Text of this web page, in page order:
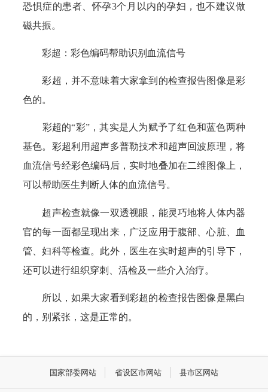
恐惧症的患者、怀孕3个月以内的孕妇，也不建议做
磁共振。
彩超：彩色编码帮助识别血流信号
彩超，并不意味着大家拿到的检查报告图像是彩
色的。
彩超的“彩”，其实是人为赋予了红色和蓝色两种
基色。彩超利用超声多普勒技术和超声回波原理，将
血流信号经彩色编码后，实时地叠加在二维图像上，
可以帮助医生判断人体的血流信号。
超声检查就像一双透视眼，能灵巧地将人体内器
官的每一面都呈现出来，广泛应用于腹部、心脏、血
管、妇科等检查。此外，医生在实时超声的引导下，
还可以进行组织穿刺、活检及一些介入治疗。
所以，如果大家看到彩超的检查报告图像是黑白
的，别紧张，这是正常的。
国家部委网站 省设区市网站 县市区网站